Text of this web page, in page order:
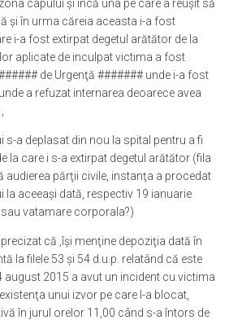
capului şi încă una pe care a reuşit să
şi în urma căreia aceasta i-a fost
i-a fost extirpat degetul arătător de la
aplicate de inculpat victima a fost
de Urgenţă ####### unde i-a fost
a refuzat internarea deoarece avea
s-a deplasat din nou la spital pentru a fi
la care i s-a extirpat degetul arătător (fila
audierea părţii civile, instanţa a procedat
la aceeaşi dată, respectiv 19 ianuarie
vatamare corporala?)
că ‚îşi menţine depoziţia dată în
la filele 53 şi 54 d.u.p. relatând că este
august 2015 a avut un incident cu victima
unui izvor pe care l-a blocat,
în jurul orelor 11,00 când s-a întors de